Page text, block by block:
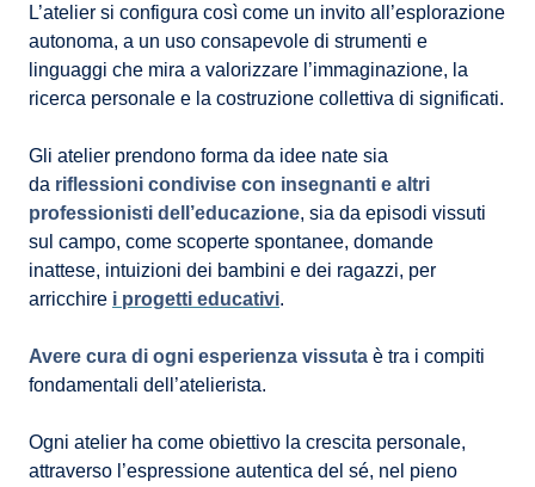
L’atelier si configura così come un invito all’esplorazione
autonoma, a un uso consapevole di strumenti e
linguaggi che mira a valorizzare l’immaginazione, la
ricerca personale e la costruzione collettiva di significati.
Gli atelier prendono forma da idee nate sia
da riflessioni condivise con insegnanti e altri
professionisti dell’educazione, sia da episodi vissuti
sul campo, come scoperte spontanee, domande
inattese, intuizioni dei bambini e dei ragazzi, per
arricchire i progetti educativi.
Avere cura di ogni esperienza vissuta è tra i compiti
fondamentali dell’atelierista.
Ogni atelier ha come obiettivo la crescita personale,
attraverso l’espressione autentica del sé, nel pieno